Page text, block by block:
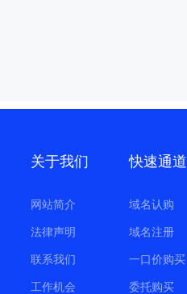
关于我们
网站简介
法律声明
联系我们
工作机会
快速通道
域名认购
域名注册
一口价购买
委托购买